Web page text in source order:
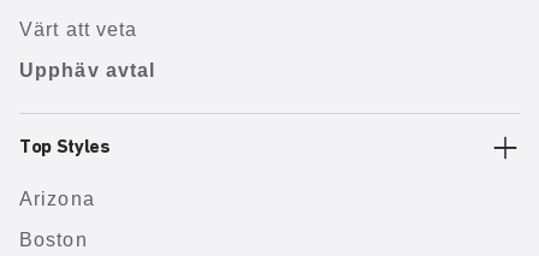
Värt att veta
Upphäv avtal
Top Styles
Arizona
Boston